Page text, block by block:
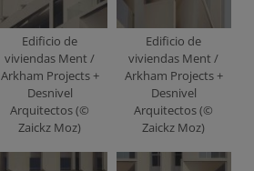
Edificio de
viviendas Ment /
Arkham Projects +
Desnivel
Arquitectos (©
Zaickz Moz)
Edificio de
viviendas Ment /
Arkham Projects +
Desnivel
Arquitectos (©
Zaickz Moz)